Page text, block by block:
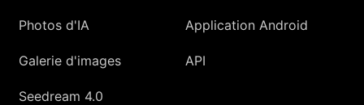
Photos d'IA
Galerie d'images
Seedream 4.0
Application Android
API